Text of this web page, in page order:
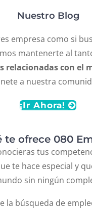
Nuestro Blog
empresa como si
mantenerte al
relacionadas con el
a nuestra
¡Ir Ahora!
te ofrece 080
tus
te hace especial y
sin ningún
la búsqueda de